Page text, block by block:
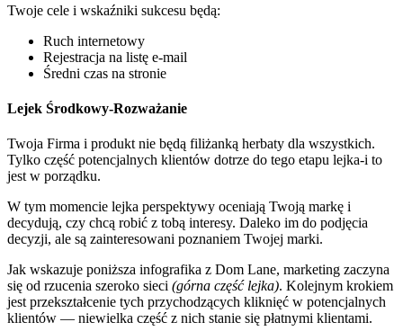
Twoje cele i wskaźniki sukcesu będą:
Ruch internetowy
Rejestracja na listę e-mail
Średni czas na stronie
Lejek Środkowy-Rozważanie
Twoja Firma i produkt nie będą filiżanką herbaty dla wszystkich.
Tylko część potencjalnych klientów dotrze do tego etapu lejka-i to
jest w porządku.
W tym momencie lejka perspektywy oceniają Twoją markę i
decydują, czy chcą robić z tobą interesy. Daleko im do podjęcia
decyzji, ale są zainteresowani poznaniem Twojej marki.
Jak wskazuje poniższa infografika z Dom Lane, marketing zaczyna
się od rzucenia szeroko sieci (górna część lejka). Kolejnym krokiem
jest przekształcenie tych przychodzących kliknięć w potencjalnych
klientów — niewielka część z nich stanie się płatnymi klientami.